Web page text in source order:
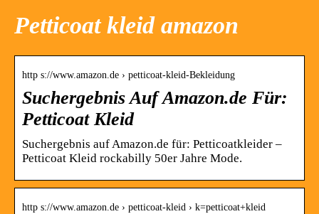
Petticoat kleid amazon
http s://www.amazon.de › petticoat-kleid-Bekleidung
Suchergebnis Auf Amazon.de Für:
Petticoat Kleid
Suchergebnis auf Amazon.de für: Petticoatkleider –
Petticoat Kleid rockabilly 50er Jahre Mode.
http s://www.amazon.de › petticoat-kleid › k=petticoat+kleid